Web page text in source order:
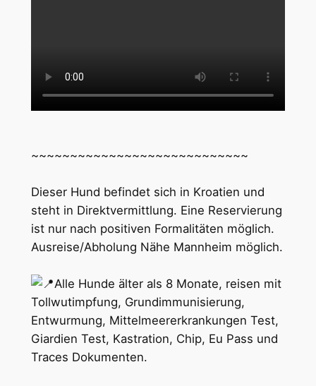
~~~~~~~~~~~~~~~~~~~~~~~~~~~~
Dieser Hund befindet sich in Kroatien und
steht in Direktvermittlung. Eine Reservierung
ist nur nach positiven Formalitäten möglich.
Ausreise/Abholung Nähe Mannheim möglich.
Alle Hunde älter als 8 Monate, reisen mit
Tollwutimpfung, Grundimmunisierung,
Entwurmung, Mittelmeererkrankungen Test,
Giardien Test, Kastration, Chip, Eu Pass und
Traces Dokumenten.